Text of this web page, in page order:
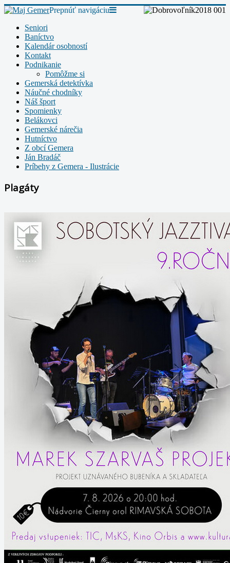
Prepnúť navigáciu
Seniori
Baníctvo
Kalendár osobností
Kontakt
Podnikanie
Pomôžme si
Gemerská detektívka
Náučné chodníky
Náš šport
Spomienky
Belákovci
Gemerské nárečia
Hutníctvo
Z obcí Gemera
Ján Bradáč
Príbehy z Gemera - Ilustrácie
Plagáty